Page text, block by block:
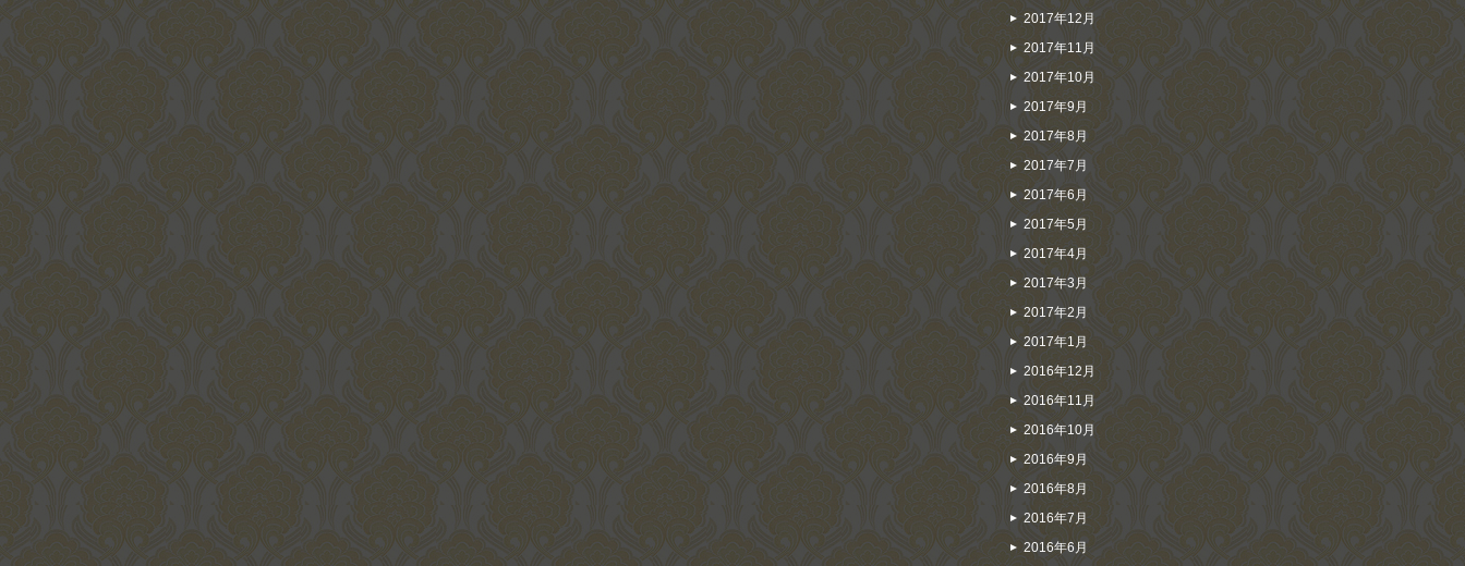
2017年12月
2017年11月
2017年10月
2017年9月
2017年8月
2017年7月
2017年6月
2017年5月
2017年4月
2017年3月
2017年2月
2017年1月
2016年12月
2016年11月
2016年10月
2016年9月
2016年8月
2016年7月
2016年6月